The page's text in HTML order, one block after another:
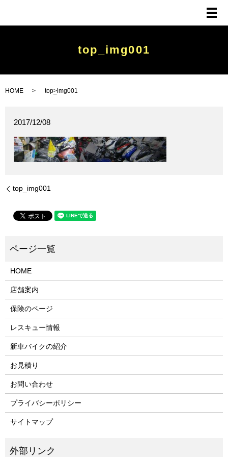
メ
top_img001
HOME top_img001
2017/12/08
top_img001
HOME
店舗案内
保険のページ
レスキュー情報
新車バイクの紹介
お見積り
お問い合わせ
プライバシーポリシー
サイトマップ